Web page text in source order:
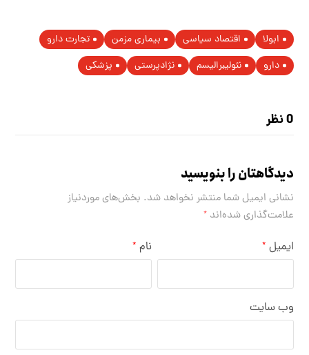
ابولا اقتصاد سیاسی بیماری مزمن
تجارت دارو
دارو
نئولیبرالیسم نژادپرستی پزشکی
0 نظر
دیدگاهتان را بنویسید
نشانی ایمیل شما منتشر نخواهد شد. بخش‌های موردنیاز
علامت‌گذاری شده‌اند*
نام * ایمیل *
وب‌ سایت